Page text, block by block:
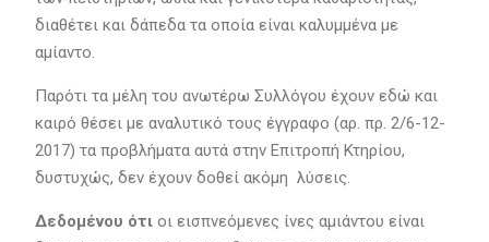
διαθέτει και δάπεδα τα οποία είναι καλυμμένα με
αμίαντο.
Παρότι τα μέλη του ανωτέρω Συλλόγου έχουν εδώ και
καιρό θέσει με αναλυτικό τους έγγραφο (αρ. πρ. 2/6-12-
2017) τα προβλήματα αυτά στην Επιτροπή Κτηρίου,
δυστυχώς, δεν έχουν δοθεί ακόμη λύσεις.
Δεδομένου ότιοι εισπνεόμενες ίνες αμιάντου είναι